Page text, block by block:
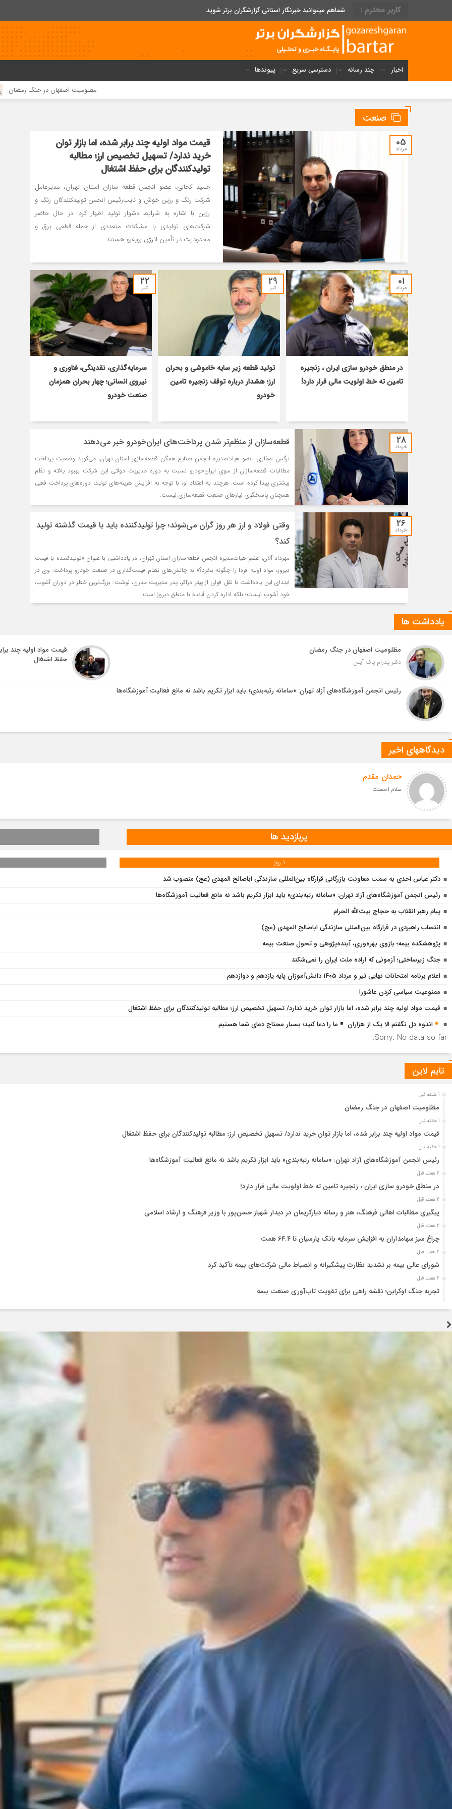
کاربر محترم : شماهم میتوانید خبرنگار استانی گزارشگران برتر شوید
اخبار چند رسانه دسترسی سریع پیوندها
قیمت مواد اولیه چند برابر شده،
صنعت
05
مرداد
قیمت مواد اولیه چند برابر شده، اما بازار توان
خرید ندارد/ تسهیل تخصیص ارز؛ مطالبه
تولیدکنندگان برای حفظ اشتغال
حمید کحالی، عضو انجمن قطعه سازان استان تهران، مدیرعامل
شرکت رنگ‌ و رزین خوش و نایب‌رئیس انجمن تولیدکنندگان رنگ و
رزین با اشاره به شرایط دشوار تولید اظهار کرد: در حال حاضر
شرکت‌های تولیدی با مشکلات متعددی از جمله قطعی برق و
محدودیت در تأمین انرژی روبه‌رو هستند.
01
مرداد
در منطق خودرو سازی ایران ، زنجیره
تامین ته خط اولویت مالی قرار دارد!
29
تیر
تولید قطعه زیر سایه خاموشی و بحران
ارز؛ هشدار درباره توقف زنجیره تامین
خودرو
22
تیر
سرمایه‌گذاری، نقدینگی، فناوری و
نیروی انسانی؛ چهار بحران همزمان
صنعت خودرو
28
خرداد قطعه‌سازان از منظم‌تر شدن پرداخت‌های ایران‌خودرو خبر می‌دهند
نرگس صفاری، عضو هیات‌مدیره انجمن صنایع همگن قطعه‌سازی استان تهران، می‌گوید وضعیت پرداخت
مطالبات قطعه‌سازان از سوی ایران‌خودرو نسبت به دوره مدیریت دولتی این شرکت بهبود یافته و نظم
بیشتری پیدا کرده است. هرچند به اعتقاد او، با توجه به افزایش هزینه‌های تولید، دوره‌های پرداخت فعلی
همچنان پاسخگوی نیازهای صنعت قطعه‌سازی نیست.
26
خرداد
وقتی فولاد و ارز هر روز گران می‌شوند؛ چرا تولیدکننده باید با قیمت گذشته تولید
کند؟
مهرداد آلان، عضو هیات‌مدیره انجمن قطعه‌سازان استان تهران، در یادداشتی با عنوان «تولیدکننده با قیمت
دیروز، مواد اولیه فردا را چگونه بخرد؟» به چالش‌های نظام قیمت‌گذاری در صنعت خودرو پرداخت. وی در
ابتدای این یادداشت با نقل قولی از پیتر دراکر، پدر مدیریت مدرن، نوشت: بزرگ‌ترین خطر در دوران آشوب،
خود آشوب نیست؛ بلکه اداره کردن آینده با منطق دیروز است.
یادداشت ها
مظلومیت اصفهان در جنگ رمضان
دکتر پدرام پاک آیین
قیمت مواد اولیه چند
حفظ اشتغال
رئیس انجمن آموزشگاه‌های آزاد تهران: «سامانه رتبه‌بندی» باید ابزار تکریم باشد نه مانع فعالیت آموزشگاه‌ها
دیدگاههای اخیر
حمدان مقدم
سلام احسنت
پربازدید ها
1 روز
دکتر عباس احدی به سمت معاونت بازرگانی قرارگاه بین‌المللی سازندگی اباصالح المهدی (عج) منصوب شد
رئیس انجمن آموزشگاه‌های آزاد تهران: «سامانه رتبه‌بندی» باید ابزار تکریم باشد نه مانع فعالیت آموزشگاه‌ها
پیام رهبر انقلاب به حجاج بیت‌الله الحرام
انتصاب راهبردی در قرارگاه بین‌المللی سازندگی اباصالح المهدی (عج)
پژوهشكده بیمه؛ بازوی بهره‌وری، آینده‌پژوهی و تحول صنعت بیمه
جنگ زیرساختی؛ آزمونی که اراده ملت ایران را نمی‌شکند
اعلام برنامه امتحانات نهایی تیر و مرداد ۱۴۰۵ دانش‌آموزان پایه یازدهم و دوازدهم
ممنوعیت سیاسی کردن عاشورا
قیمت مواد اولیه چند برابر شده، اما بازار توان خرید ندارد/ تسهیل تخصیص ارز؛ مطالبه تولیدکنندگان برای حفظ اشتغال
اندوه دل نگفتم الا یک از هزاران
ما را دعا کنید؛ بسیار محتاج دعای شما هستیم
Sorry. No data so far.
تایم لاین
1 هفته قبل
مظلومیت اصفهان در جنگ رمضان
1 هفته قبل
قیمت مواد اولیه چند برابر شده، اما بازار توان خرید ندارد/ تسهیل تخصیص ارز؛ مطالبه تولیدکنندگان برای حفظ اشتغال
1 هفته قبل
رئیس انجمن آموزشگاه‌های آزاد تهران: «سامانه رتبه‌بندی» باید ابزار تکریم باشد نه مانع فعالیت آموزشگاه‌ها
2 هفته قبل
در منطق خودرو سازی ایران ، زنجیره تامین ته خط اولویت مالی قرار دارد!
2 هفته قبل
پیگیری مطالبات اهالی فرهنگ، هنر و رسانه دیارکریمان در دیدار شهباز حسن‌پور با وزیر فرهنگ و ارشاد اسلامی
2 هفته قبل
چراغ سبز سهامداران به افزایش سرمایه بانک پارسیان تا ۶۴.۴ همت
2 هفته قبل
شورای عالی بیمه بر تشدید نظارت پیشگیرانه و انضباط مالی شرکت‌های بیمه تأکید کرد
2 هفته قبل
تجربه جنگ اوکراین؛ نقشه راهی برای تقویت تاب‌آوری صنعت بیمه
2 هفته قبل
سوداگریِ کمیابی؛ چگونه رانتجویی، موتور اشتغال را خاموش میکند
سرمایه‌گذاری، نقدینگی، فناوری و نیروی انسانی؛ چهار بحران همزمان صنعت خودرو
3 هفته قبل
تسهیل تردد زائران؛ احتمال تداوم رایگان بودن مترو تهران تا پایان اربعین
شاعرِ خوزستانی با سه زبان و سه نماد؛ سبهانی: خاک و آب شناسنامه هویت ایرانی است